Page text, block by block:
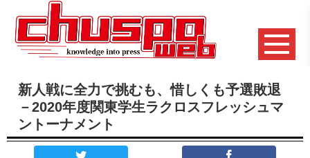
新人戦に全力で挑むも、惜しくも予選敗退
－2020年度関東学生ラクロスフレッシュマ
ントーナメント